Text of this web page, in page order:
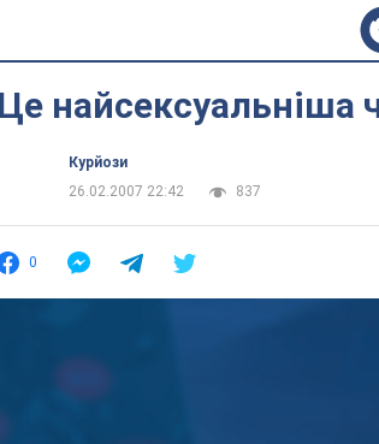
Це найсексуальніша
Курйози
26.02.2007 22:42
837
0